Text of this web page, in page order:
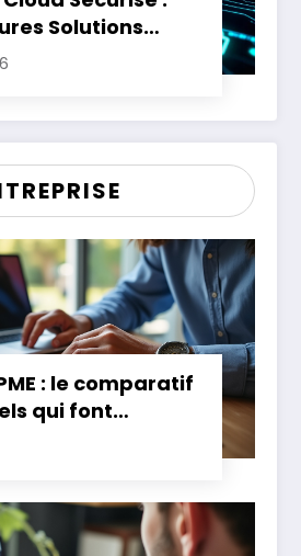
Solutions
Vos Données
: le comparatif
qui font
20 jours de